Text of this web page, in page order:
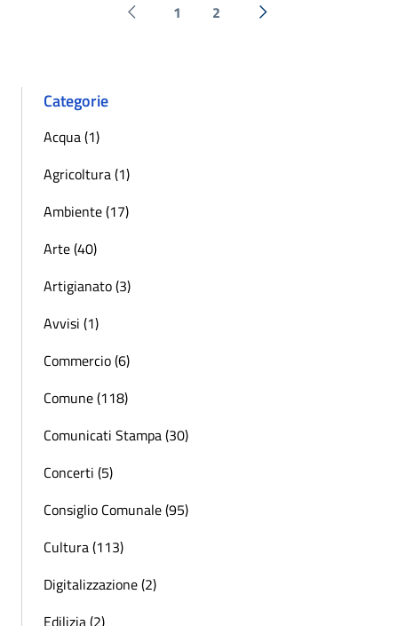
Pagina precedente
1 2 Successiva »
Categorie
Acqua (1)
Agricoltura (1)
Ambiente (17)
Arte (40)
Artigianato (3)
Avvisi (1)
Commercio (6)
Comune (118)
Comunicati Stampa (30)
Concerti (5)
Consiglio Comunale (95)
Cultura (113)
Digitalizzazione (2)
Edilizia (2)